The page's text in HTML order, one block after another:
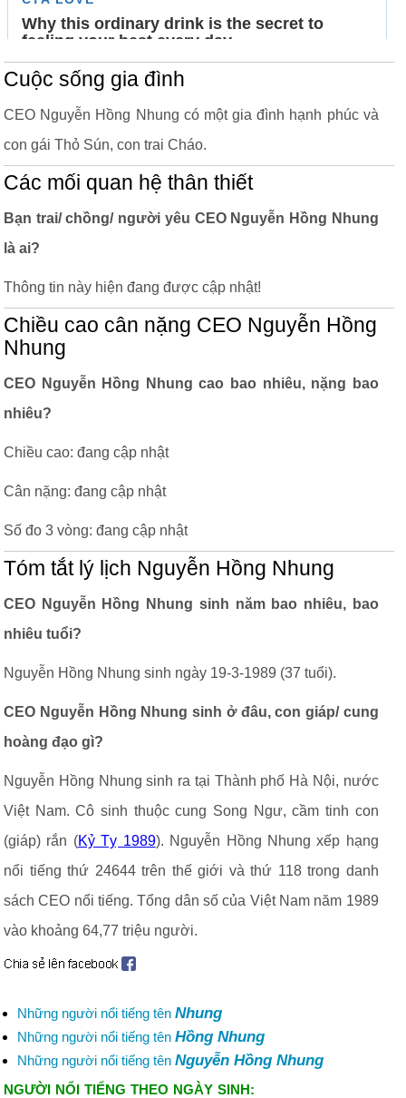
Cuộc sống gia đình
CEO Nguyễn Hồng Nhung có một gia đình hạnh phúc và
con gái Thỏ Sún, con trai Cháo.
Các mối quan hệ thân thiết
Bạn trai/ chồng/ người yêu CEO Nguyễn Hồng Nhung
là ai?
Thông tin này hiện đang được cập nhật!
Chiều cao cân nặng CEO Nguyễn Hồng
Nhung
CEO Nguyễn Hồng Nhung cao bao nhiêu, nặng bao
nhiêu?
Chiều cao: đang cập nhật
Cân nặng: đang cập nhật
Số đo 3 vòng: đang cập nhật
Tóm tắt lý lịch Nguyễn Hồng Nhung
CEO Nguyễn Hồng Nhung sinh năm bao nhiêu, bao
nhiêu tuổi?
Nguyễn Hồng Nhung sinh ngày 19-3-1989 (37 tuổi).
CEO Nguyễn Hồng Nhung sinh ở đâu, con giáp/ cung
hoàng đạo gì?
Nguyễn Hồng Nhung sinh ra tại Thành phố Hà Nội, nước
Việt Nam. Cô sinh thuộc cung Song Ngư, cầm tinh con
(giáp) rắn (Kỷ Tỵ 1989). Nguyễn Hồng Nhung xếp hạng
nổi tiếng thứ 24644 trên thế giới và thứ 118 trong danh
sách CEO nổi tiếng. Tổng dân số của Việt Nam năm 1989
vào khoảng 64,77 triệu người.
Những người nổi tiếng tên Nhung
Những người nổi tiếng tên Hồng Nhung
Những người nổi tiếng tên Nguyễn Hồng Nhung
NGƯỜI NỔI TIẾNG THEO NGÀY SINH: